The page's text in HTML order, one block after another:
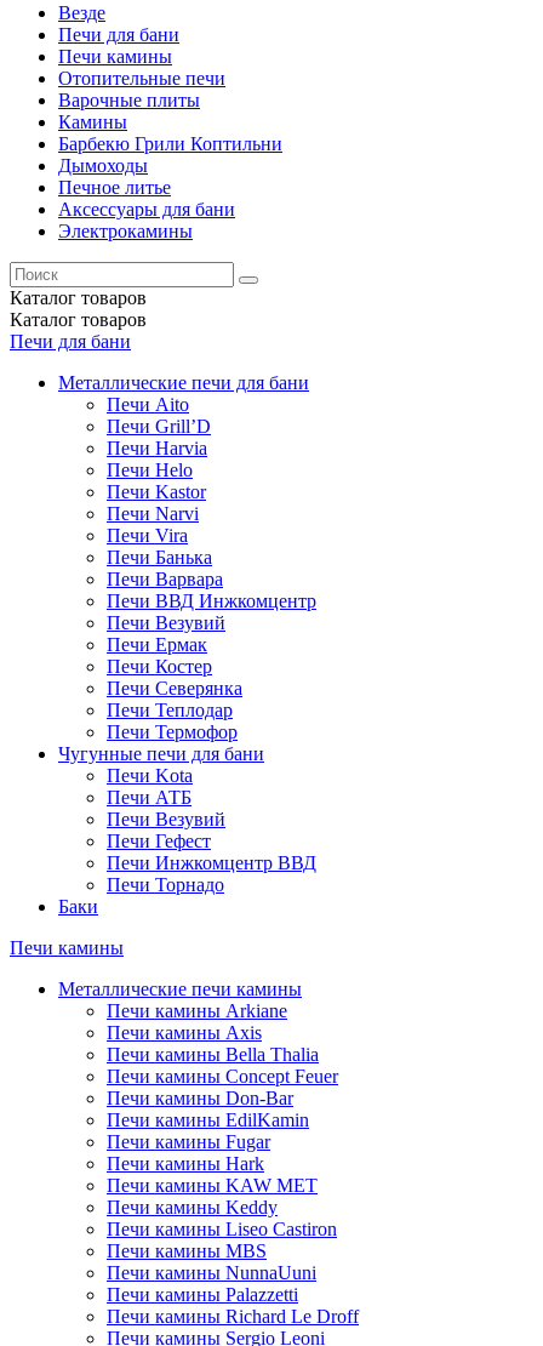
Везде
Печи для бани
Печи камины
Отопительные печи
Варочные плиты
Камины
Барбекю Грили Коптильни
Дымоходы
Печное литье
Аксессуары для бани
Электрокамины
Каталог товаров
Каталог товаров
Печи для бани
Металлические печи для бани
Печи Aito
Печи Grill’D
Печи Harvia
Печи Helo
Печи Kastor
Печи Narvi
Печи Vira
Печи Банька
Печи Варвара
Печи ВВД Инжкомцентр
Печи Везувий
Печи Ермак
Печи Костер
Печи Северянка
Печи Теплодар
Печи Термофор
Чугунные печи для бани
Печи Kota
Печи АТБ
Печи Везувий
Печи Гефест
Печи Инжкомцентр ВВД
Печи Торнадо
Баки
Печи камины
Металлические печи камины
Печи камины Arkiane
Печи камины Axis
Печи камины Bella Thalia
Печи камины Concept Feuer
Печи камины Don-Bar
Печи камины EdilKamin
Печи камины Fugar
Печи камины Hark
Печи камины KAW MET
Печи камины Keddy
Печи камины Liseo Castiron
Печи камины MBS
Печи камины NunnaUuni
Печи камины Palazzetti
Печи камины Richard Le Droff
Печи камины Sergio Leoni